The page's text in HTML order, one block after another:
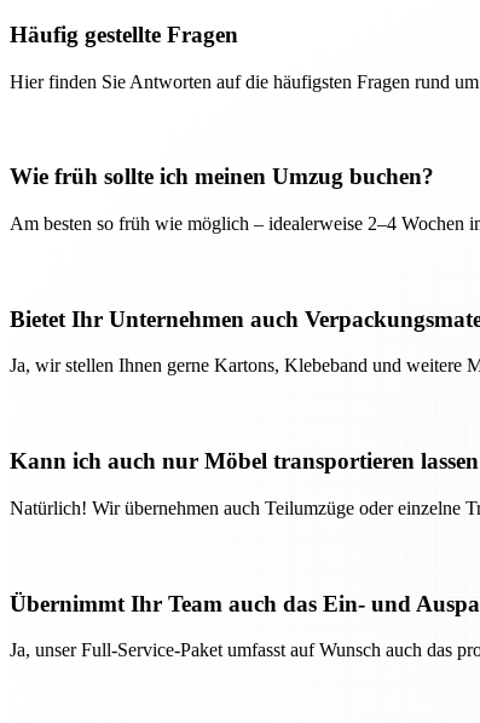
Häufig gestellte Fragen
Hier finden Sie Antworten auf die häufigsten Fragen rund
Wie früh sollte ich meinen Umzug buchen?
Am besten so früh wie möglich – idealerweise 2–4 Wochen
Bietet Ihr Unternehmen auch
Ja, wir stellen Ihnen gerne Kartons, Klebeband und weitere
Kann ich auch nur Möbel transportieren
Natürlich! Wir übernehmen auch Teilumzüge oder einzelne
Übernimmt Ihr Team auch das Ein- und
Ja, unser Full-Service-Paket umfasst auf Wunsch auch das